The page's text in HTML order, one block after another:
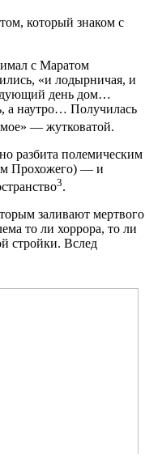
который знаком с
с Маратом
«и лодырничая, и
день дом…
а наутро… Получилась
мое» — жутковатой.
разбита полемическим
Прохожего) — и
3.
заливают мертвого
то ли хоррора, то ли
стройки. Вслед